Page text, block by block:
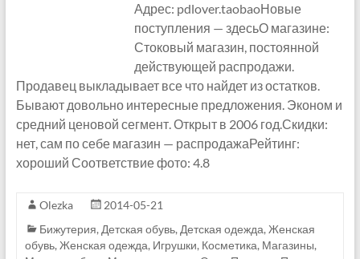
у
г
о
м
A
Адрес: pdlover.taobaoНовые
поступления — здесьО магазине:
Стоковый магазин, постоянной
действующей распродажи.
Продавец выкладывает все что найдет из остатков.
Бывают довольно интересные предложения. Эконом и
средний ценовой сегмент. Открыт в 2006 год.Скидки:
нет, сам по себе магазин — распродажаРейтинг:
хороший Соответствие фото: 4.8
Olezka
2014-05-21
Бижутерия, Детская обувь, Детская одежда, Женская
обувь, Женская одежда, Игрушки, Косметика, Магазины,